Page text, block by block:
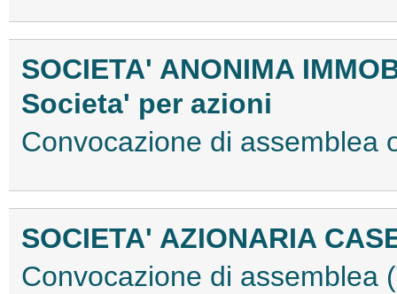
SOCIETA' ANONIMA
Societa' per azioni
Convocazione di assemblea
SOCIETA' AZIONARIA
Convocazione di assemblea